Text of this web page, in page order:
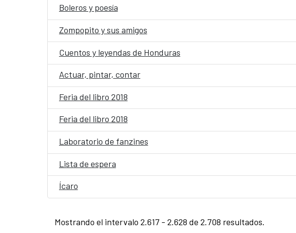
Boleros y poesía
Zompopito y sus amigos
Cuentos y leyendas de Honduras
Actuar, pintar, contar
Feria del libro 2018
Feria del libro 2018
Laboratorio de fanzines
Lista de espera
Ícaro
Mostrando el intervalo 2.617 - 2.628 de 2.708 resultados.